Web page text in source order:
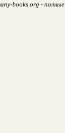
books.org - полные